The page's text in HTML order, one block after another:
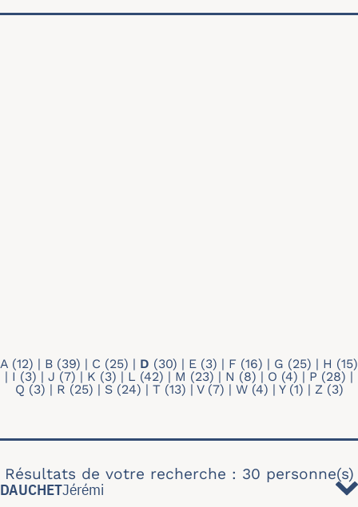
A (12) | B (39) | C (25) | D (30) | E (3) | F (16) | G (25) | H (15)
| I (3) | J (7) | K (3) | L (42) | M (23) | N (8) | O (4) | P (28) |
Q (3) | R (25) | S(24) | T (13) | V(7) | W(4) | Y(1) | Z(3)
Résultats de votre recherche : 30 personne(s)
DAUCHETJérémi